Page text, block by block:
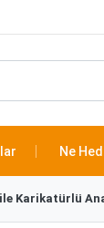
Ne
Karikatürlü